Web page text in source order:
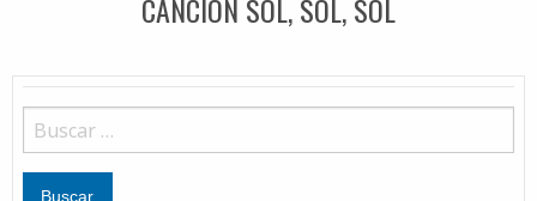
CANCIÓN SOL, SOL, SOL